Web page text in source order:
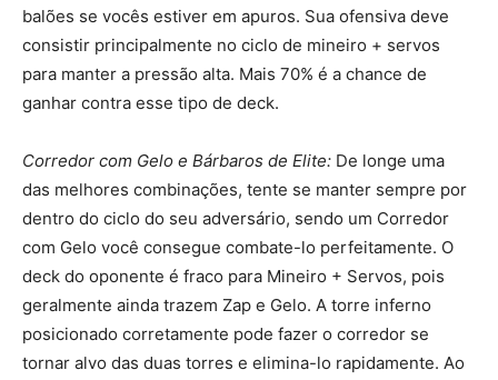
balões se vocês estiver em apuros. Sua ofensiva deve
consistir principalmente no ciclo de mineiro + servos
para manter a pressão alta. Mais 70% é a chance de
ganhar contra esse tipo de deck.
Corredor com Gelo e Bárbaros de Elite: De longe uma
das melhores combinações, tente se manter sempre por
dentro do ciclo do seu adversário, sendo um Corredor
com Gelo você consegue combate-lo perfeitamente. O
deck do oponente é fraco para Mineiro + Servos, pois
geralmente ainda trazem Zap e Gelo. A torre inferno
posicionado corretamente pode fazer o corredor se
tornar alvo das duas torres e elimina-lo rapidamente. Ao